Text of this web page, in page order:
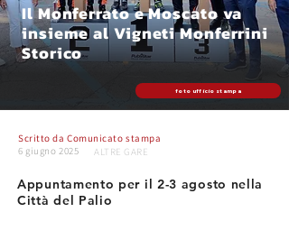
Il Monferrato e Moscato va
insieme al Vigneti Monferrini
Storico
foto ufficio stampa
Scritto daComunicato stampa
6 giugno 2025
ALTRE GARE
Appuntamento per il 2-3 agosto nella
Città del Palio